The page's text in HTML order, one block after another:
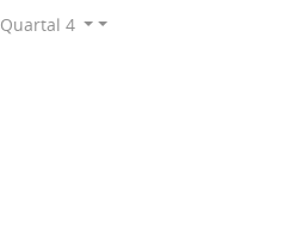
Quartal 4